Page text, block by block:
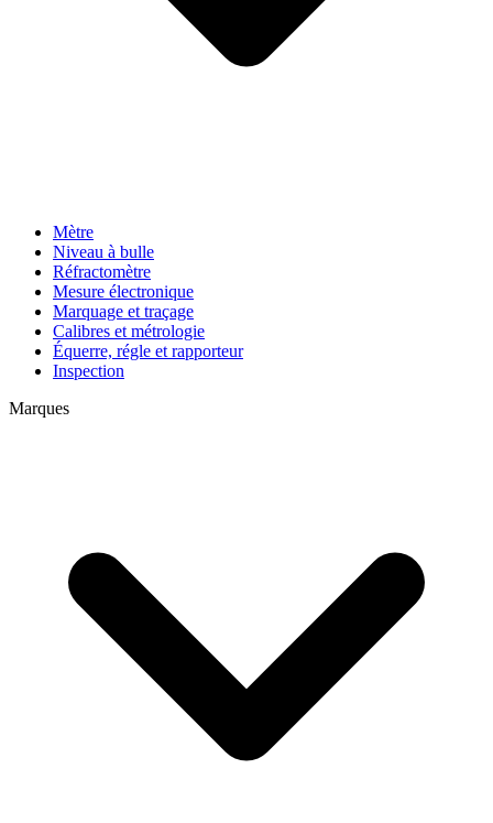
Mètre
Niveau à bulle
Réfractomètre
Mesure électronique
Marquage et traçage
Calibres et métrologie
Équerre, régle et rapporteur
Inspection
Marques